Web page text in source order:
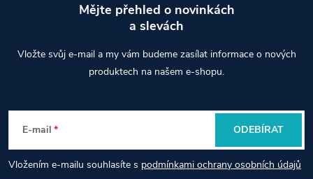
p
a
Mějte přehled o novinkách
a slevách
Vložte svůj e-mail a my vám budeme zasílat informace o nových
produktech na našem e-shopu.
E-mail
Vložením e-mailu souhlasíte s podmínkami ochrany osobních údajů
ODEBÍRAT